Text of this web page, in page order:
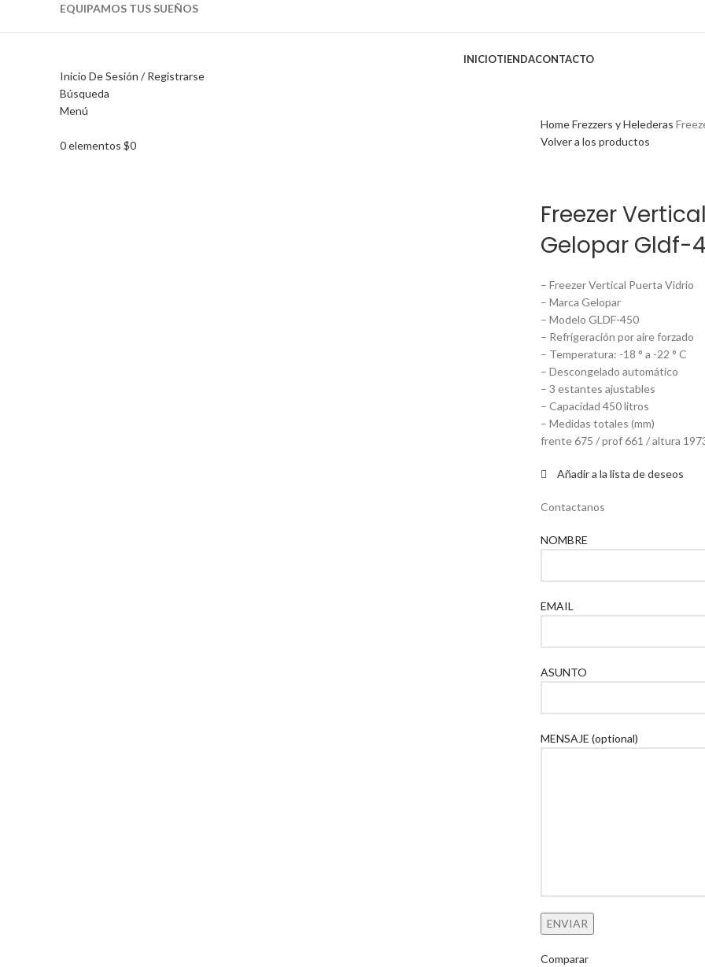
EQUIPAMOS TUS SUEÑOS
INICIOTIENDACONTACTO
Inicio De Sesión / Registrarse
Búsqueda
Menú
0elementos $0
Haga Click para agrandar
HomeFrezzers y Helederas
Volver a los productos
Freezer
Gelopar Gldf-
– Freezer Vertical Puerta Vidrio
– Marca Gelopar
– Modelo GLDF-450
– Refrigeración por aire forzado
– Temperatura: -18 ° a -22 ° C
– Descongelado automático
– 3 estantes ajustables
– Capacidad 450 litros
– Medidas totales (mm)
frente 675 / prof 661 / altura
Añadir a la lista de deseos
Contactanos
NOMBRE
EMAIL
ASUNTO
MENSAJE (optional)
Comparar